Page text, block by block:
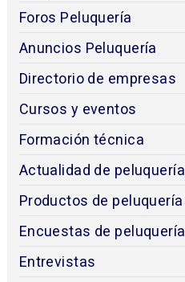
Foros Peluquería
Anuncios Peluquería
Directorio de empresas
Cursos y eventos
Formación técnica
Actualidad de peluquería
Productos de peluquería
Encuestas de peluquería
Entrevistas